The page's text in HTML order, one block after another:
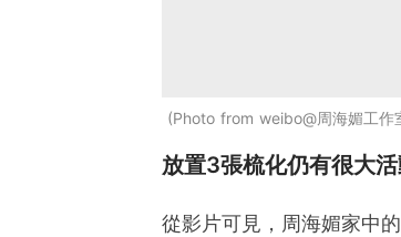
Photo from weibo@周海媚工作
放置3張梳化仍有很大活
從影片可見，周海媚家中